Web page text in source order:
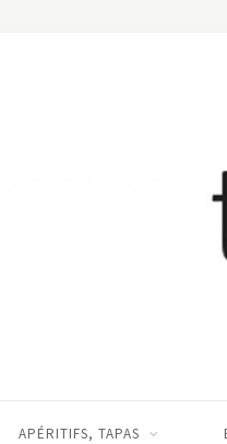
APÉRITIFS, TAPAS